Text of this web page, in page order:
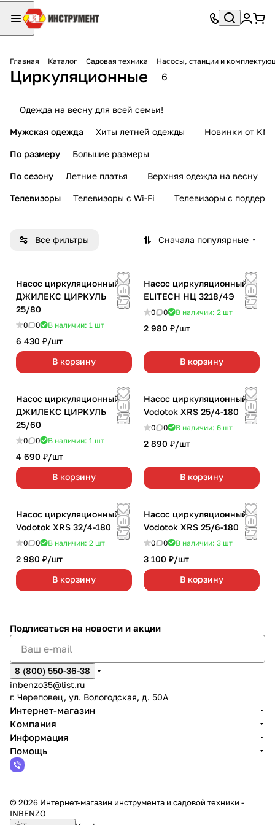
Главная Каталог Садовая техника Насосы, станции и
Циркуляционные 6
Одежда на весну для всей семьи!
Мужская одежда Хиты летней одежды Новинки от KMI
По размеру Большие размеры
По сезону Летние платья Верхняя одежда на весну
Телевизоры Телевизоры с Wi-Fi Телевизоры с
Все фильтры Сначала популярные
Насос циркуляционный
ДЖИЛЕКС ЦИРКУЛЬ
25/80
0 0 В наличии: 1 шт
6 430 ₽/шт
В корзину
Насос циркуляционный
ELITECH НЦ 3218/4Э
0 0 В наличии: 2 шт
2 980 ₽/шт
В корзину
Насос циркуляционный
ДЖИЛЕКС ЦИРКУЛЬ
25/60
0 0 В наличии: 1 шт
4 690 ₽/шт
В корзину
Насос циркуляционный
Vodotok XRS 25/4-180
0 0 В наличии: 6 шт
2 890 ₽/шт
В корзину
Насос циркуляционный
Vodotok XRS 32/4-180
0 0 В наличии: 2 шт
2 980 ₽/шт
В корзину
Насос циркуляционный
Vodotok XRS 25/6-180
0 0 В наличии: 3 шт
3 100 ₽/шт
В корзину
Подписаться на новости и акции
8 (800) 550-36-38
inbenzo35@list.ru
г. Череповец, ул. Вологодская, д. 50А
Интернет-магазин
Компания
Информация
Помощь
© 2026 Интернет-магазин инструмента и садовой техники -
INBENZO